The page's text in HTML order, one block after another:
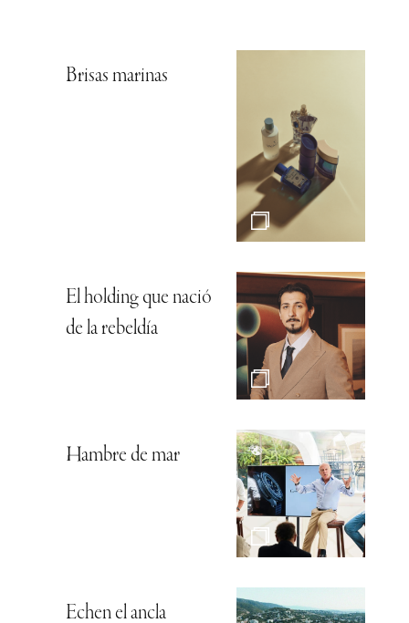
Brisas marinas
El holding que nació
de la rebeldía
Hambre de mar
Echen el ancla